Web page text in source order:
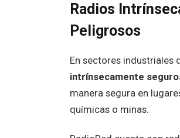
Radios
Peligrosos
En sectores industriales
intrínsecamente
manera segura en
químicas o minas.